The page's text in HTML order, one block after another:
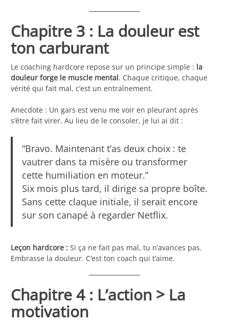
Chapitre 3 : La douleur est
ton carburant
Le coaching hardcore repose sur un principe simple : la
douleur forge le muscle mental. Chaque critique, chaque
vérité qui fait mal, c’est un entraînement.
Anecdote : Un gars est venu me voir en pleurant après
s’être fait virer. Au lieu de le consoler, je lui ai dit :
“Bravo. Maintenant t’as deux choix : te
vautrer dans ta misère ou transformer
cette humiliation en moteur.”
Six mois plus tard, il dirige sa propre boîte.
Sans cette claque initiale, il serait encore
sur son canapé à regarder Netflix.
Leçon hardcore : Si ça ne fait pas mal, tu n’avances pas.
Embrasse la douleur. C’est ton coach qui t’aime.
Chapitre 4 : L’action > La
motivation